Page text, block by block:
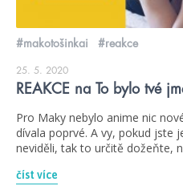
#makotošinkai #reakce
25. 5. 2020
REAKCE na To bylo tvé
Pro Maky nebylo anime nic
dívala poprvé. A vy, pokud jste
neviděli, tak to určitě dožeňte,
číst více